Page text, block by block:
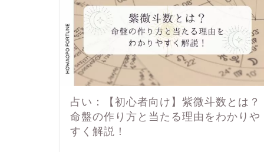
占い：【初心者向け】紫微斗数とは？
命盤の作り方と当たる理由をわかりや
すく解説！